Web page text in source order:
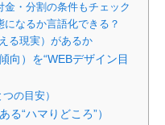
金・分割の条件もチェック
になるか言語化できる？
る現実）があるか
向）を“WEBデザイン目
の目安）
“ハマりどころ”）